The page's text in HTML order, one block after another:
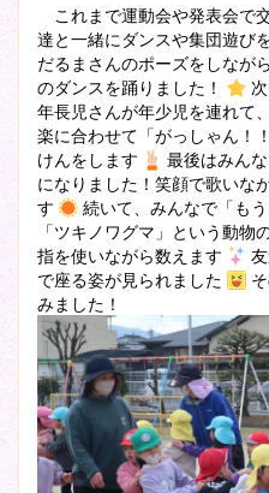
これまで運動会や発表会で
達と一緒にダンスや集団遊び
だるまさんのポーズをしなが
のダンスを踊りました！
年長児さんが年少児を連れて
楽に合わせて「がっしゃん！
けんをします
最後はみん
になりました！笑顔で歌いな
す
続いて、みんなで「も
「ツキノワグマ」という動
指を使いながら数えます
で座る姿が見られました
みました！